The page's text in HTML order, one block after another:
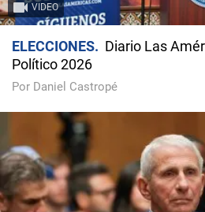
VIDEO
ELECCIONES
Diario Las
Político 2026
Por Daniel Castropé